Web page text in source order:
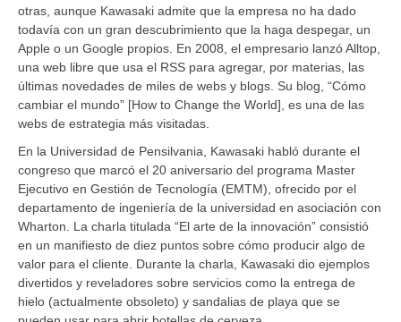
otras, aunque Kawasaki admite que la empresa no ha dado
todavía con un gran descubrimiento que la haga despegar, un
Apple o un Google propios. En 2008, el empresario lanzó Alltop,
una web libre que usa el RSS para agregar, por materias, las
últimas novedades de miles de webs y blogs. Su blog, “Cómo
cambiar el mundo” [How to Change the World], es una de las
webs de estrategia más visitadas.
En la Universidad de Pensilvania, Kawasaki habló durante el
congreso que marcó el 20 aniversario del programa Master
Ejecutivo en Gestión de Tecnología (EMTM), ofrecido por el
departamento de ingeniería de la universidad en asociación con
Wharton. La charla titulada “El arte de la innovación” consistió
en un manifiesto de diez puntos sobre cómo producir algo de
valor para el cliente. Durante la charla, Kawasaki dio ejemplos
divertidos y reveladores sobre servicios como la entrega de
hielo (actualmente obsoleto) y sandalias de playa que se